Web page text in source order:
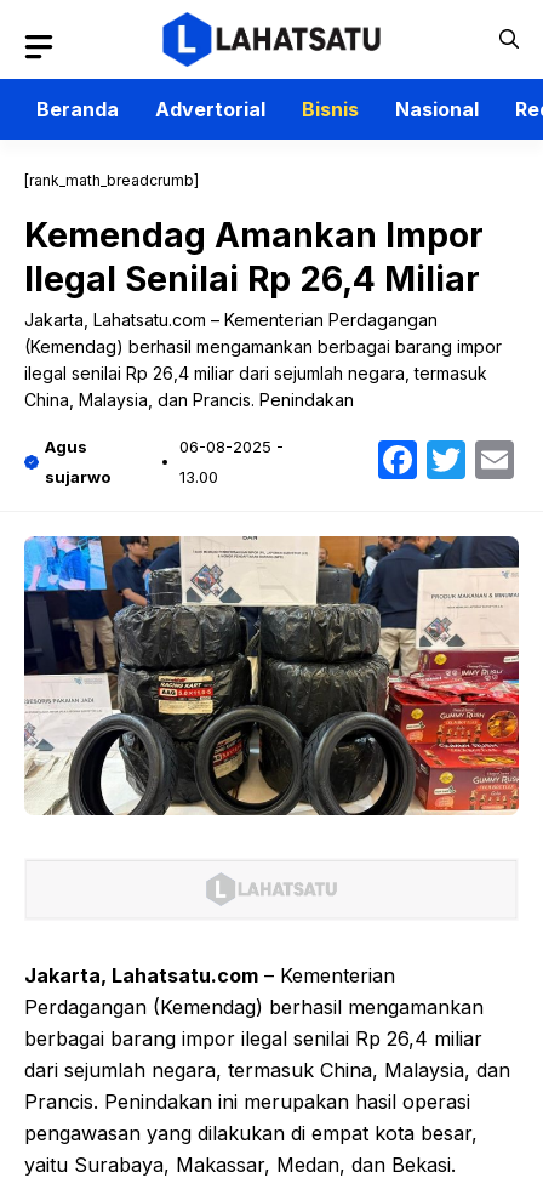
isi
Beranda
Advertorial Bisnis Nasional
[rank_math_breadcrumb]
Kemendag Amankan Impor
Ilegal Senilai Rp 26,4 Miliar
Jakarta, Lahatsatu.com – Kementerian Perdagangan
(Kemendag) berhasil mengamankan berbagai barang impor
ilegal senilai Rp 26,4 miliar dari sejumlah negara, termasuk
China, Malaysia, dan Prancis. Penindakan
Agus
sujarwo
06-08-2025 -
13.00
Jakarta, Lahatsatu.com – Kementerian
Perdagangan (Kemendag) berhasil mengamankan
berbagai barang impor ilegal senilai Rp 26,4 miliar
dari sejumlah negara, termasuk China, Malaysia, dan
Prancis. Penindakan ini merupakan hasil operasi
pengawasan yang dilakukan di empat kota besar,
yaitu Surabaya, Makassar, Medan, dan Bekasi.